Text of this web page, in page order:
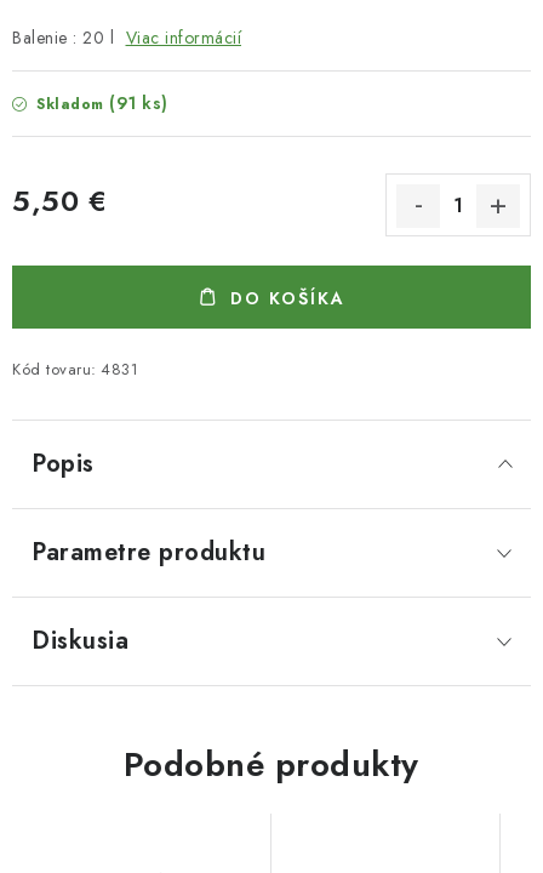
Balenie : 20 l Viac informácií
Skladom (91 ks)
5,50 €
DO KOŠÍKA
Kód tovaru: 4831
Popis
Parametre produktu
Diskusia
Podobné produkty